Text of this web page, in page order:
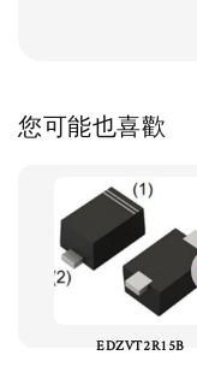
您可能也喜歡
EDZVT2R15B